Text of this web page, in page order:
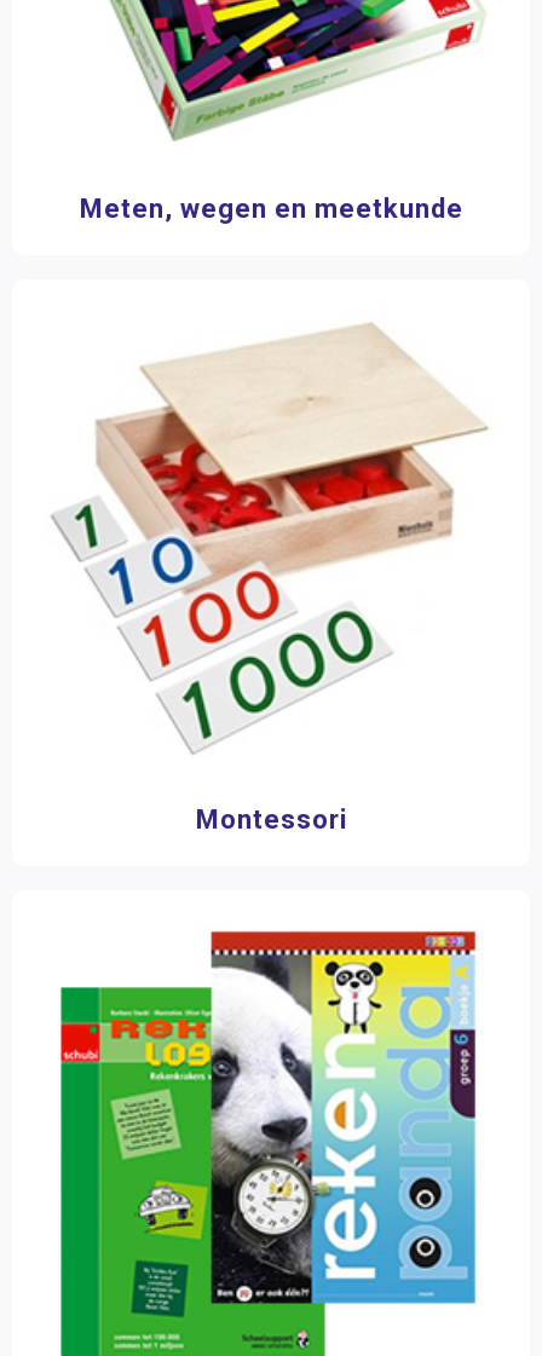
Meten, wegen en meetkunde
Montessori